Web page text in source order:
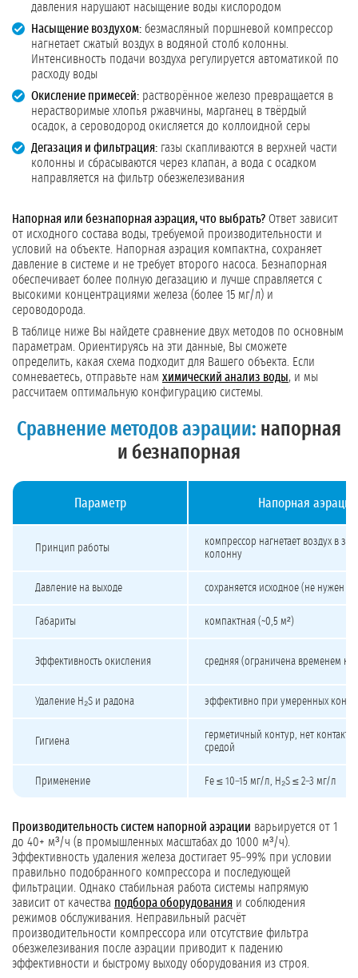
давления нарушают насыщение воды кислородом
Насыщение воздухом: безмасляный поршневой компрессор
нагнетает сжатый воздух в водяной столб колонны.
Интенсивность подачи воздуха регулируется автоматикой по
расходу воды
Окисление примесей: растворённое железо превращается в
нерастворимые хлопья ржавчины, марганец в твёрдый
осадок, а сероводород окисляется до коллоидной серы
Дегазация и фильтрация: газы скапливаются в верхней части
колонны и сбрасываются через клапан, а вода с осадком
направляется на фильтр обезжелезивания
Напорная или безнапорная аэрация, что выбрать? Ответ зависит
от исходного состава воды, требуемой производительности и
условий на объекте. Напорная аэрация компактна, сохраняет
давление в системе и не требует второго насоса. Безнапорная
обеспечивает более полную дегазацию и лучше справляется с
высокими концентрациями железа (более 15 мг/л) и
сероводорода.
В таблице ниже Вы найдете сравнение двух методов по основным
параметрам. Ориентируясь на эти данные, Вы сможете
определить, какая схема подходит для Вашего объекта. Если
сомневаетесь, отправьте нам химический анализ воды, и мы
рассчитаем оптимальную конфигурацию системы.
Сравнение методов аэрации: напорная
и безнапорная
Параметр Напорная аэрация
Принцип работы
компрессор нагнетает воздух в
колонну
Давление на выходе сохраняется исходное (не нужен
Габариты компактная (~0,5 м²)
Эффективность окисления средняя (ограничена временем
Удаление H₂S и радона эффективно при умеренных
Гигиена
герметичный контур, нет контакта
средой
Применение Fe ≤ 10–15 мг/л, H₂S ≤ 2–3 мг/л
Производительность систем напорной аэрации варьируется от 1
до 40+ м³/ч (в промышленных масштабах до 1000 м³/ч).
Эффективность удаления железа достигает 95–99% при условии
правильно подобранного компрессора и последующей
фильтрации. Однако стабильная работа системы напрямую
зависит от качества подбора оборудования и соблюдения
режимов обслуживания. Неправильный расчёт
производительности компрессора или отсутствие фильтра
обезжелезивания после аэрации приводит к падению
эффективности и быстрому выходу оборудования из строя.